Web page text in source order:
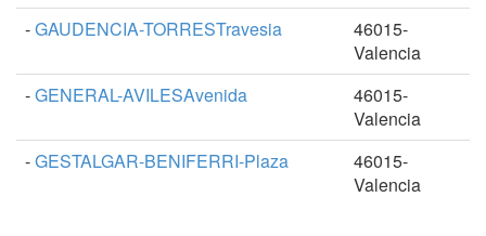
-GAUDENCIA-TORRESTravesia
46015-
Valencia
-GENERAL-AVILESAvenida
46015-
Valencia
-GESTALGAR-BENIFERRI-Plaza
46015-
Valencia